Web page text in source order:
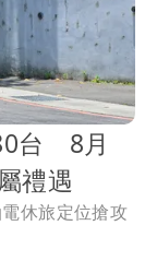
台 8月
禮遇
休旅定位搶攻